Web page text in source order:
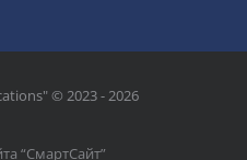
© 2023 - 2026
“СмартСайт”